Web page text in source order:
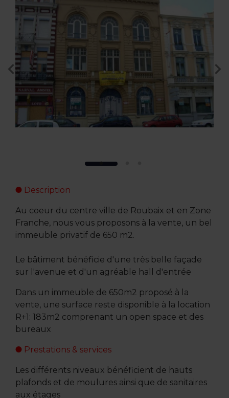
Description
Au coeur du centre ville de Roubaix et en Zone
Franche, nous vous proposons à la vente, un bel
immeuble privatif de 650 m2.
Le bâtiment bénéficie d'une très belle façade
sur l'avenue et d'un agréable hall d'entrée
Dans un immeuble de 650m2 proposé à la
vente, une surface reste disponible à la location
R+1: 183m2 comprenant un open space et des
bureaux
Prestations & services
Les différents niveaux bénéficient de hauts
plafonds et de moulures ainsi que de sanitaires
aux étages